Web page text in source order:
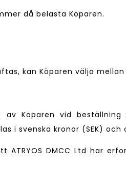
då belasta Köparen.
kan Köparen välja
av Köparen vid
i svenska kronor (SEK)
ATRYOS DMCC Ltd har